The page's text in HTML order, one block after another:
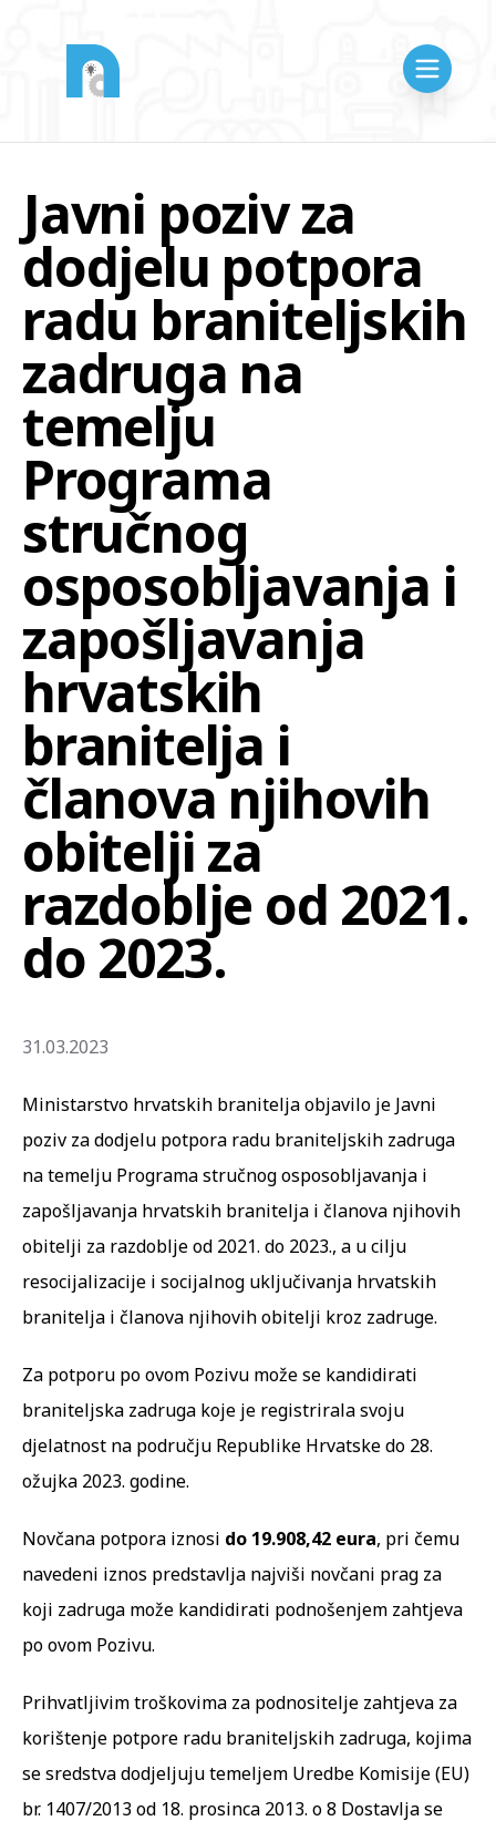
Javni poziv za
dodjelu potpora
radu braniteljskih
zadruga na
temelju
Programa
stručnog
osposobljavanja i
zapošljavanja
hrvatskih
branitelja i
članova njihovih
obitelji za
razdoblje od 2021.
do 2023.
31.03.2023
Ministarstvo hrvatskih branitelja objavilo je Javni
poziv za dodjelu potpora radu braniteljskih zadruga
na temelju Programa stručnog osposobljavanja i
zapošljavanja hrvatskih branitelja i članova njihovih
obitelji za razdoblje od 2021. do 2023., a u cilju
resocijalizacije i socijalnog uključivanja hrvatskih
branitelja i članova njihovih obitelji kroz zadruge.
Za potporu po ovom Pozivu može se kandidirati
braniteljska zadruga koje je registrirala svoju
djelatnost na području Republike Hrvatske do 28.
ožujka 2023. godine.
Novčana potpora iznosi do 19.908,42 eura, pri čemu
navedeni iznos predstavlja najviši novčani prag za
koji zadruga može kandidirati podnošenjem zahtjeva
po ovom Pozivu.
Prihvatljivim troškovima za podnositelje zahtjeva za
korištenje potpore radu braniteljskih zadruga, kojima
se sredstva dodjeljuju temeljem Uredbe Komisije (EU)
br. 1407/2013 od 18. prosinca 2013. o 8 Dostavlja se